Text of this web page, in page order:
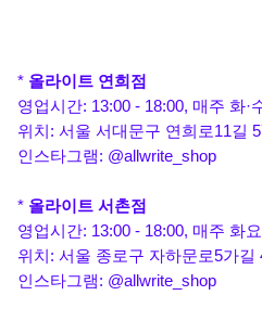
* 올라이트 연희점
영업시간: 13:00 - 18:00, 매주 화·
위치: 서울 서대문구 연희로11길
인스타그램: @allwrite_shop
* 올라이트 서촌점
영업시간: 13:00 - 18:00, 매주 화
위치: 서울 종로구 자하문로5가길
인스타그램: @allwrite_shop